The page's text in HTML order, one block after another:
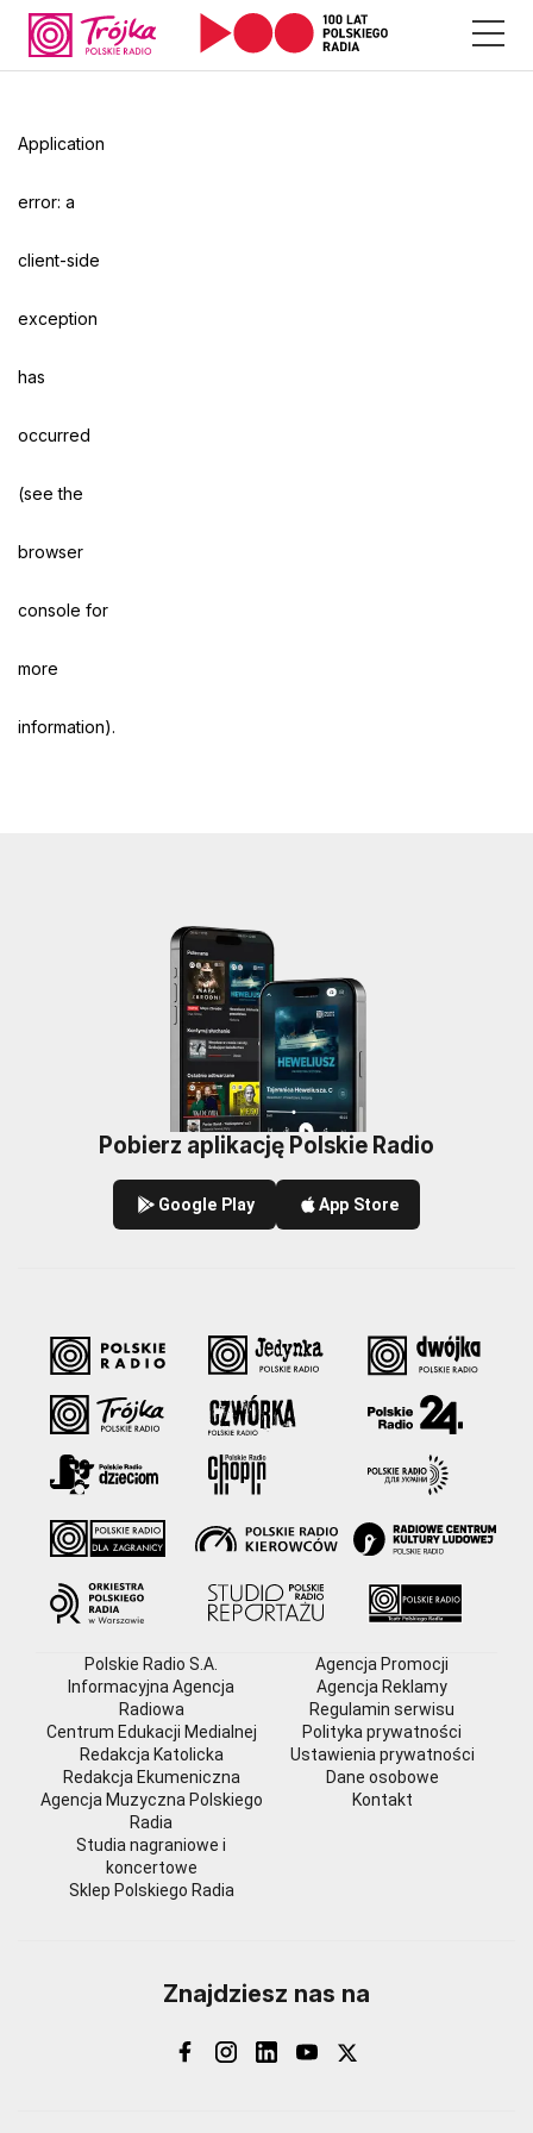
Application
error: a
client-side
exception
has
occurred
(see the
browser
console for
more
information).
aby
odtwarzać.
Pobierz aplikację Polskie Radio
Google Play App Store
Polskie Radio S.A.
Informacyjna Agencja
Radiowa
Centrum Edukacji Medialnej
Redakcja Katolicka
Redakcja Ekumeniczna
Agencja Muzyczna Polskiego
Radia
Studia nagraniowe i
koncertowe
Sklep Polskiego Radia
Agencja Promocji
Agencja Reklamy
Regulamin serwisu
Polityka prywatności
Ustawienia prywatności
Dane osobowe
Kontakt
Znajdziesz nas na